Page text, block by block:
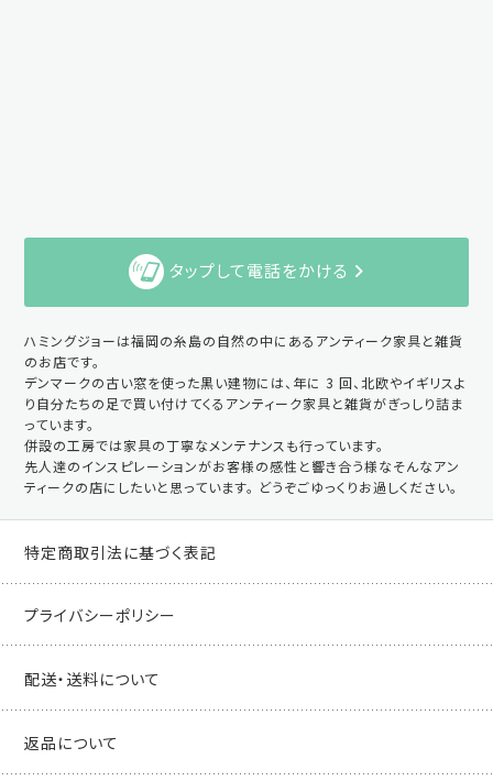
タップして電話をかける
ハミングジョーは福岡の糸島の自然の中にあるアンティーク家具と雑貨
のお店です。
デンマークの古い窓を使った黒い建物には、年に 3 回、北欧やイギリスよ
り自分たちの足で買い付けてくるアンティーク家具と雑貨がぎっしり詰ま
っています。
併設の工房では家具の丁寧なメンテナンスも行っています。
先人達のインスピレーションがお客様の感性と響き合う様なそんなアン
ティークの店にしたいと思っています。 どうぞごゆっくりお過しください。
特定商取引法に基づく表記
プライバシーポリシー
配送・送料について
返品について